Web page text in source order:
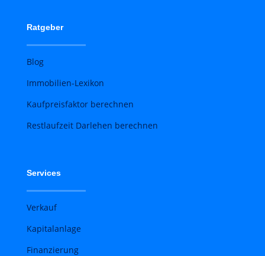
Ratgeber
Blog
Immobilien-Lexikon
Kaufpreisfaktor berechnen
Restlaufzeit Darlehen berechnen
Services
Verkauf
Kapitalanlage
Finanzierung